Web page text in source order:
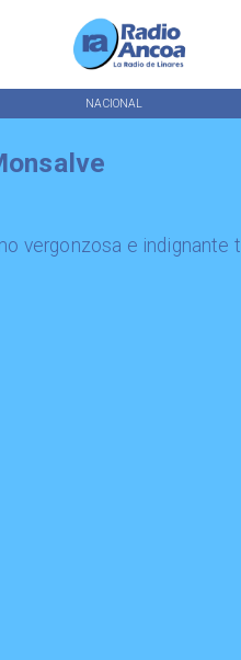
NACIONAL
vergonzosa e indignante